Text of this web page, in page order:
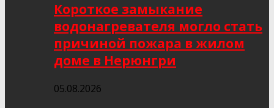
Короткое замыкание
водонагревателя могло стать
причиной пожара в жилом
доме в Нерюнгри
05.08.2026